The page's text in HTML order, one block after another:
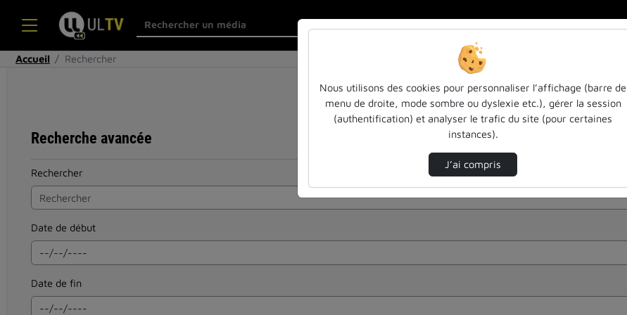
Accueil Rechercher
Recherche avancée
Rechercher
Date de début
Date de fin
Nous utilisons des cookies pour personnaliser l’affichage (barre de
menu de droite, mode sombre ou dyslexie etc.), gérer la session
(authentification) et analyser le trafic du site (pour certaines
instances).
J’ai compris